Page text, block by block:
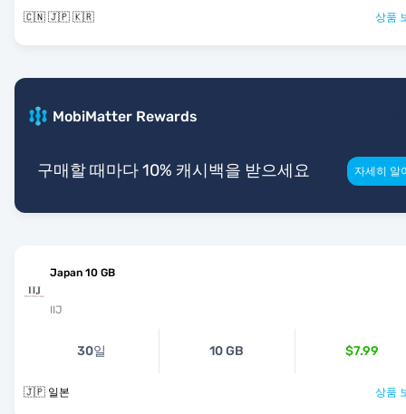
🇨🇳 🇯🇵 🇰🇷 상품
MobiMatter Rewards
구매할 때마다 10% 캐시백을 받으세요 자세히 알
Japan 10 GB
IIJ
30일 10 GB $7.99
🇯🇵 일본 상품